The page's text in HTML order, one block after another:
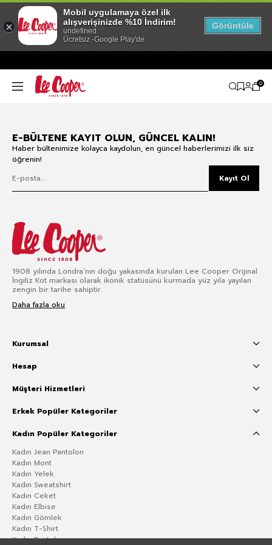
0
E-BÜLTENE KAYIT OLUN, GÜNCEL KALIN!
Haber bültenimize kolayca kaydolun, en güncel haberlerimizi ilk siz
öğrenin!
Kayıt Ol
1908 yılında Londra’nın doğu yakasında kurulan Lee Cooper Orijinal
İngiliz Kot markası olarak ikonik statüsünü kurmada yüz yıla yayılan
zengin bir tarihe sahiptir.
Daha fazla oku
Kurumsal
Hesap
Müşteri Hizmetleri
Erkek Popüler Kategoriler
Kadın Popüler Kategoriler
Kadın Jean Pantolon
Kadın Mont
Kadın Yelek
Kadın Sweatshirt
Kadın Ceket
Kadın Elbise
Kadın Gömlek
Kadın T-Shirt
Kadın Pantolon
Mobil uygulamaya özel ilk
alışverişinizde %10 İndirim!
undefined
Ücretsiz -Google Play'de
Görüntüle